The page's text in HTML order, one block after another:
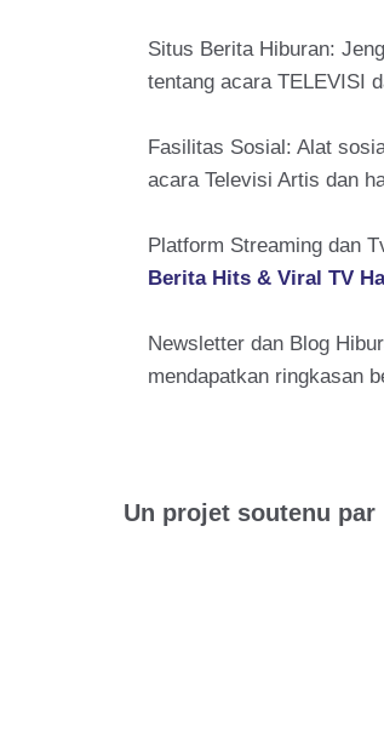
Situs Berita Hiburan:
tentang acara TELEVISI
Fasilitas Sosial: Alat
acara Televisi Artis dan
Platform Streaming dan
Berita Hits & Viral TV
Newsletter dan Blog
mendapatkan ringkasan
Un projet soutenu par